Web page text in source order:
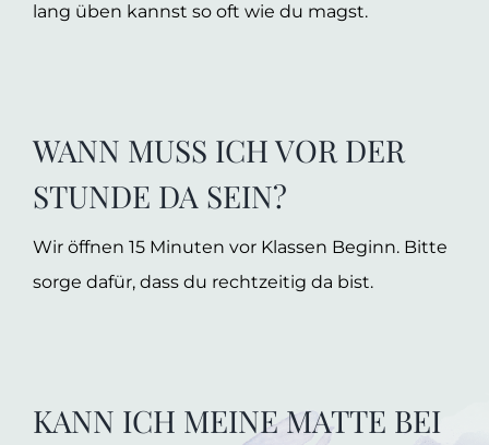
lang üben kannst so oft wie du magst.
WANN MUSS ICH VOR DER
STUNDE DA SEIN?
Wir öffnen 15 Minuten vor Klassen Beginn. Bitte
sorge dafür, dass du rechtzeitig da bist.
KANN ICH MEINE MATTE BEI